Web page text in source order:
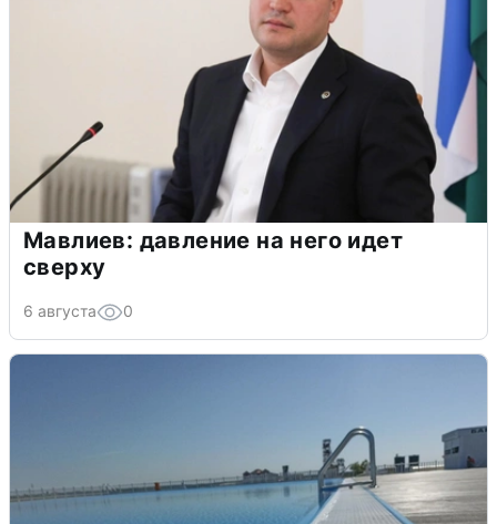
Мавлиев: давление на него идет
сверху
6 августа 0